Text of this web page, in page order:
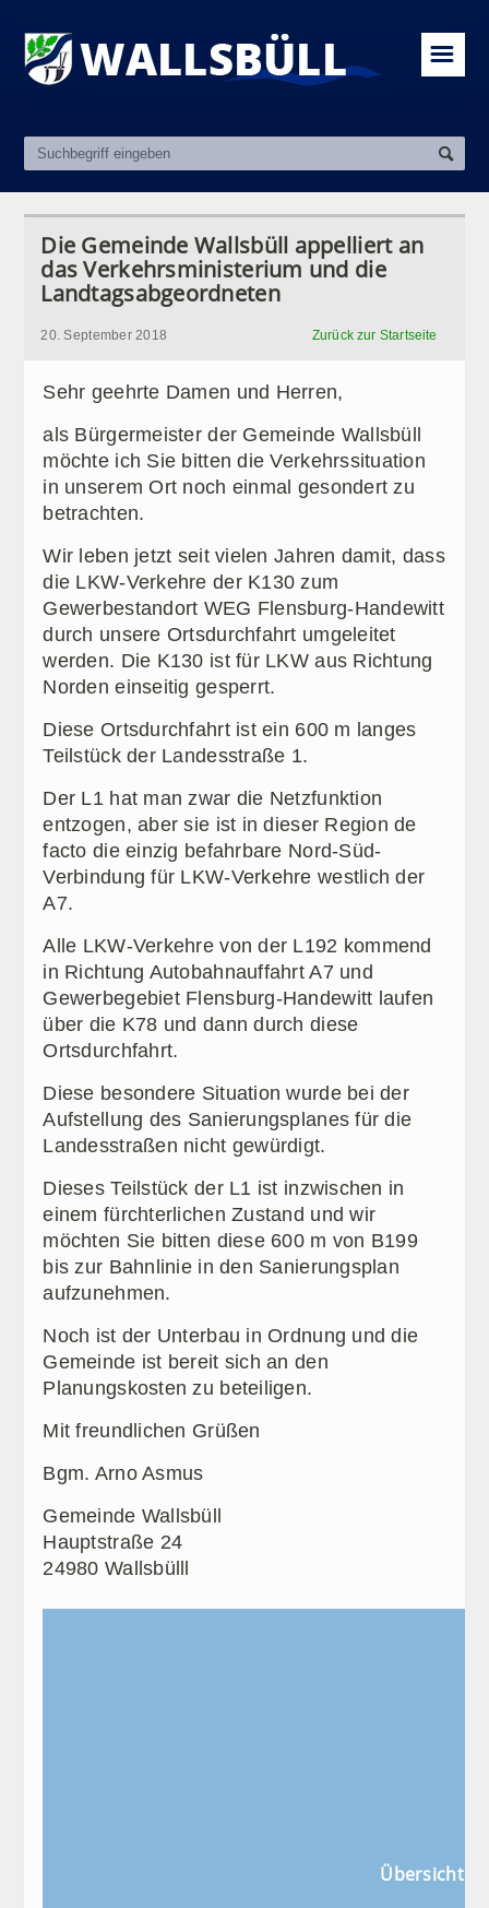
☰
Die Gemeinde Wallsbüll appelliert an
das Verkehrsministerium und die
Landtagsabgeordneten
Zurück zur Startseite
20. September 2018
Sehr geehrte Damen und Herren,
als Bürgermeister der Gemeinde Wallsbüll
möchte ich Sie bitten die Verkehrssituation
in unserem Ort noch einmal gesondert zu
betrachten.
Wir leben jetzt seit vielen Jahren damit, dass
die LKW-Verkehre der K130 zum
Gewerbestandort WEG Flensburg-Handewitt
durch unsere Ortsdurchfahrt umgeleitet
werden. Die K130 ist für LKW aus Richtung
Norden einseitig gesperrt.
Diese Ortsdurchfahrt ist ein 600 m langes
Teilstück der Landesstraße 1.
Der L1 hat man zwar die Netzfunktion
entzogen, aber sie ist in dieser Region de
facto die einzig befahrbare Nord-Süd-
Verbindung für LKW-Verkehre westlich der
A7.
Alle LKW-Verkehre von der L192 kommend
in Richtung Autobahnauffahrt A7 und
Gewerbegebiet Flensburg-Handewitt laufen
über die K78 und dann durch diese
Ortsdurchfahrt.
Diese besondere Situation wurde bei der
Aufstellung des Sanierungsplanes für die
Landesstraßen nicht gewürdigt.
Dieses Teilstück der L1 ist inzwischen in
einem fürchterlichen Zustand und wir
möchten Sie bitten diese 600 m von B199
bis zur Bahnlinie in den Sanierungsplan
aufzunehmen.
Noch ist der Unterbau in Ordnung und die
Gemeinde ist bereit sich an den
Planungskosten zu beteiligen.
Mit freundlichen Grüßen
Bgm. Arno Asmus
Gemeinde Wallsbüll
Hauptstraße 24
24980 Wallsbülll
Übersicht L1